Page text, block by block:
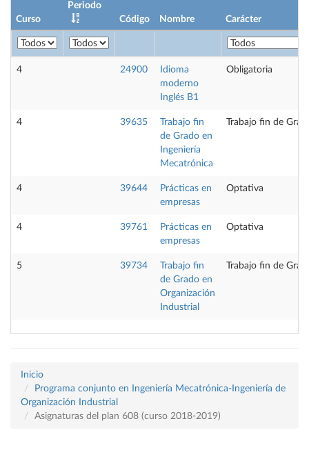
Curso
Periodo
Código
Nombre Carácter
4 24900
Idioma
moderno
Inglés B1
Obligatoria
4 39635
Trabajo fin
de Grado en
Ingeniería
Mecatrónica
Trabajo fin de
4 39644
Prácticas en
empresas
Optativa
4 39761
Prácticas en
empresas
Optativa
5 39734
Trabajo fin
de Grado en
Organización
Industrial
Trabajo fin de
Inicio
Programa conjunto en Ingeniería Mecatrónica-Ingeniería de
Organización Industrial
Asignaturas del plan 608 (curso 2018-2019)